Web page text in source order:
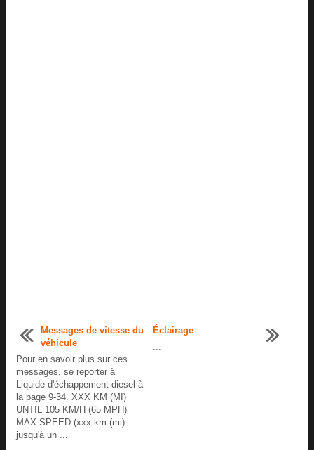
Messages de vitesse du
véhicule
Pour en savoir plus sur ces
messages, se reporter à
Liquide d'échappement diesel à
la page 9-34. XXX KM (MI)
UNTIL 105 KM/H (65 MPH)
MAX SPEED (xxx km (mi)
jusqu'à un ...
Éclairage